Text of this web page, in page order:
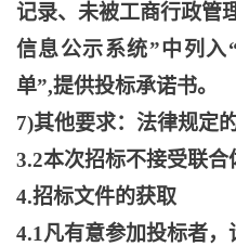
记录、未被工商行政管
信息公示系统”中列入
单”,提供投标承诺书。
7)其他要求：法律规定
3.2本次招标不接受联合
4.招标文件的获取
4.1凡有意参加投标者，